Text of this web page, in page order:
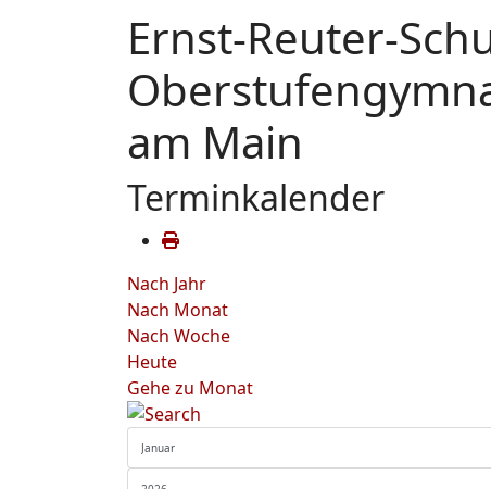
Ernst-Reuter-
am Main
Terminkalender
Nach Jahr
Nach Monat
Nach Woche
Heute
Gehe zu Monat